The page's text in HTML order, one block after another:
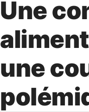
Une
une